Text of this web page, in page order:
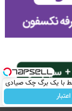
با یک برگ چک صیادی